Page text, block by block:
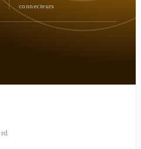
connecteurs